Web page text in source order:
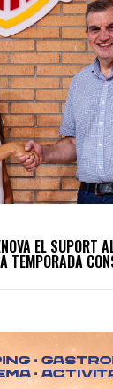
EL SUPORT
TEMPORADA